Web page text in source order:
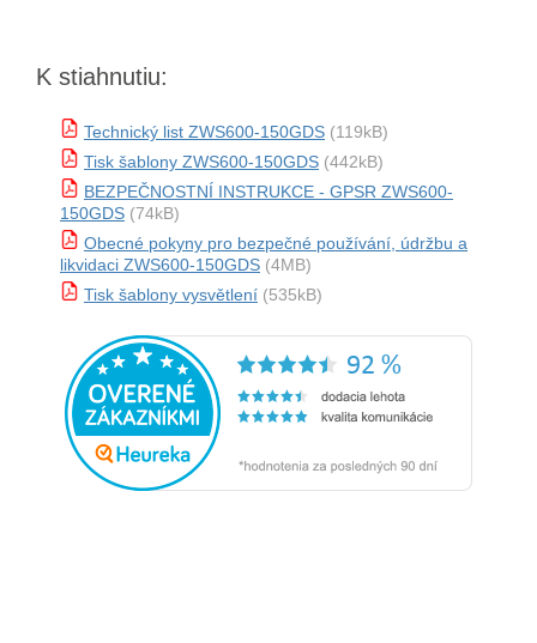
K stiahnutiu:
Technický list ZWS600-150GDS (119kB)
Tisk šablony ZWS600-150GDS (442kB)
BEZPEČNOSTNÍ INSTRUKCE - GPSR ZWS600-
150GDS (74kB)
Obecné pokyny pro bezpečné používání, údržbu a
likvidaci ZWS600-150GDS (4MB)
Tisk šablony vysvětlení (535kB)